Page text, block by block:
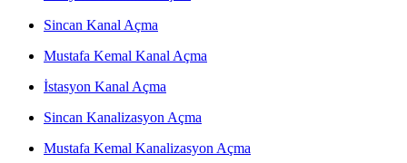
Sincan Kanal Açma
Mustafa Kemal Kanal Açma
İstasyon Kanal Açma
Sincan Kanalizasyon Açma
Mustafa Kemal Kanalizasyon Açma